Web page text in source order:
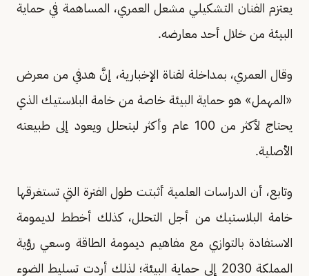
يعتزم الفنان التشكيلي مشعل العمري، المساهمة في حماية
البيئة من خلال أحد معارضه.
وقال العمري، بمداخلة لقناة الإخبارية، إنَّ هدفي من معرض
«المهمل» هو حماية البيئة خاصة من خامة البلاستيك الذي
يحتاج لأكثر من 100 عام وأكثر ليتحلل ويعود إلى طبيعته
الأصلية.
وتابع، أن الدراسات العلمية أثبتت طول الفترة التي تستغرقها
خامة البلاستيك من أجل التحلل، كذلك أخطط لديمومة
الاستفادة بالتوازي مع مفاهيم ديمومة الطاقة وسعي رؤية
المملكة 2030 إلى حماية البيئة؛ لذلك أردت تسليط الضوء